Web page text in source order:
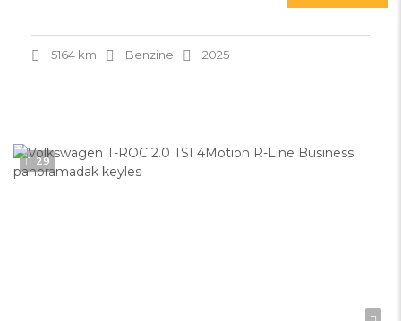
5164 km Benzine 2025
29